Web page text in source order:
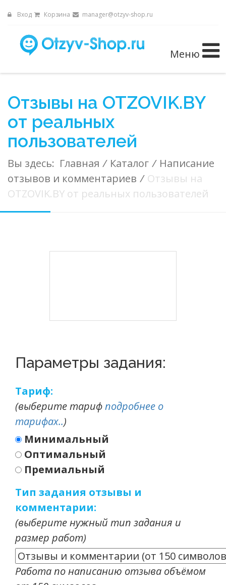
Вход Корзина manager@otzyv-shop.ru
Меню
Отзывы на OTZOVIK.BY
от реальных
пользователей
Вы здесь: Главная / Каталог / Написание
отзывов и комментариев / Отзывы на
OTZOVIK.BY от реальных пользователей
Параметры задания:
Тариф:
(выберите тарифподробнее о
тарифах..)
Минимальный
Оптимальный
Премиальный
Тип задания отзывы и
комментарии:
(выберите нужный тип задания и
размер работ)
Работа по написанию отзыва объёмом